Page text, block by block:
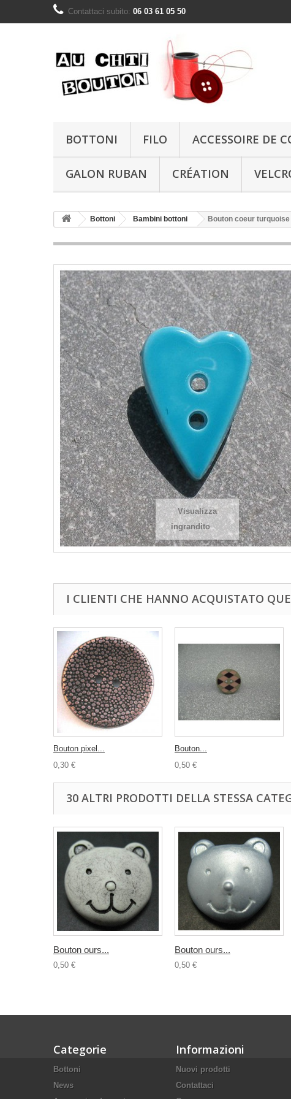
Contattaci subito: 06 03 61 05 50
BOTTONI FILO ACCESSOIRE DE
GALON RUBAN CRÉATION
Bottoni Bambini bottoni Bouton coeur turquoise
Visualizza
ingrandito
I CLIENTI CHE HANNO ACQUISTATO
Bouton pixel...
0,30 €
Bouton...
0,50 €
30 ALTRI PRODOTTI DELLA STESSA
Bouton ours...
0,50 €
Bouton ours...
0,50 €
Categorie
Bottoni
News
Informazioni
Nuovi prodotti
Contattaci